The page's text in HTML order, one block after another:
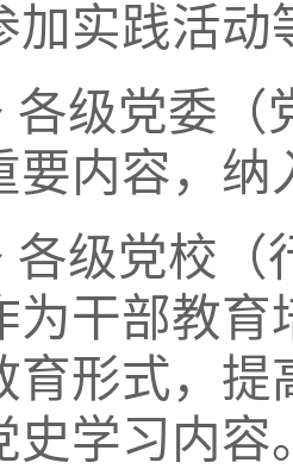
加实践活动
各级党委（
要内容，纳
各级党校（
为干部教
育形式，
史学习内